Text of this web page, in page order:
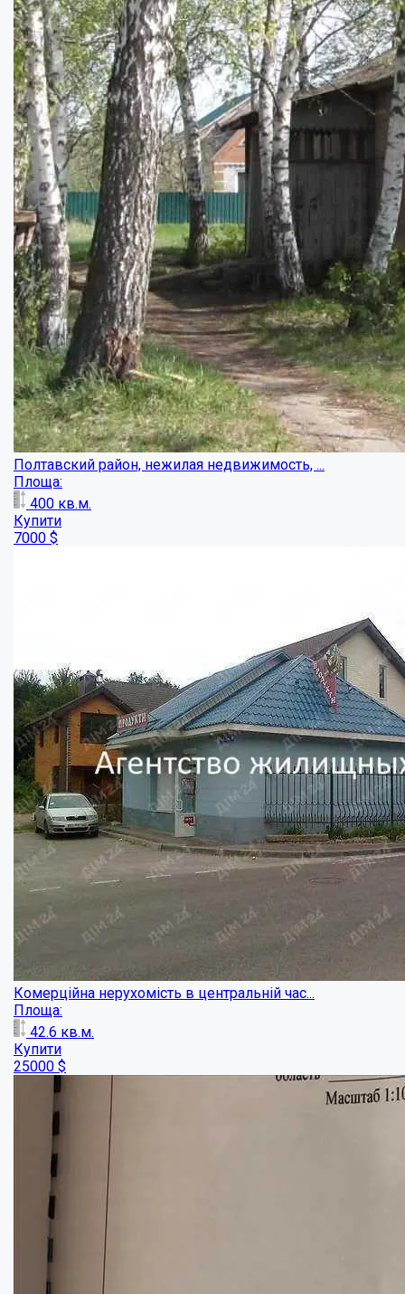
42.6кв.м.
Купити
25000 $
Продажа помещения на центральном рынке...
Площа:
180 кв.м.
Купити
95000 $